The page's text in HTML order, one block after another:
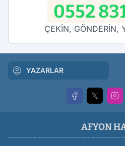
0552
ÇEKİN, GÖNDERİN,
YAZARLAR
AFYON